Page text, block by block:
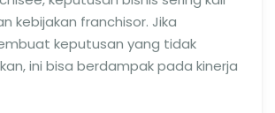
kebijakan franchisor. Jika
keputusan yang tidak
ini bisa berdampak pada kinerja